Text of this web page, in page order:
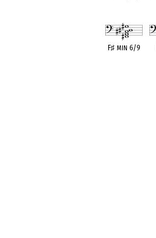
F♯min 6/9